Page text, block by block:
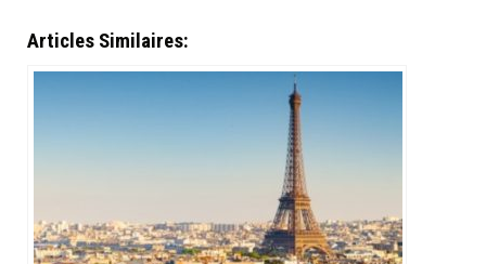
Articles Similaires: